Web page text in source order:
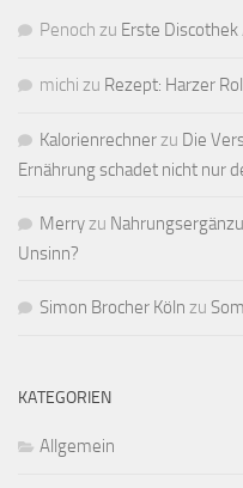
Penoch zu Erste
michi zu Rezept: Harzer
Kalorienrechnerzu Die
Ernährung schadet nicht nur
Merryzu
Unsinn?
Simon Brocher Köln zu
KATEGORIEN
Allgemein